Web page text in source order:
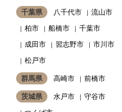
千葉県 八千代市
流山市
柏市
船橋市
千葉市
成田市
習志野市
市川市
松戸市
群馬県 高崎市 前橋市
茨城県 水戸市
守谷市